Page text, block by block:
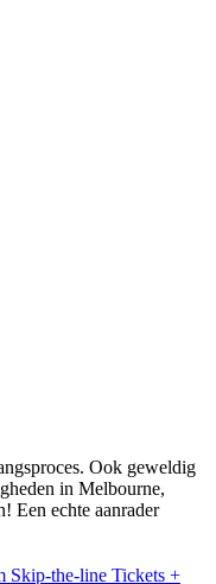
Ook geweldig
in Melbourne,
Een echte aanrader
Skip-the-line Tickets +